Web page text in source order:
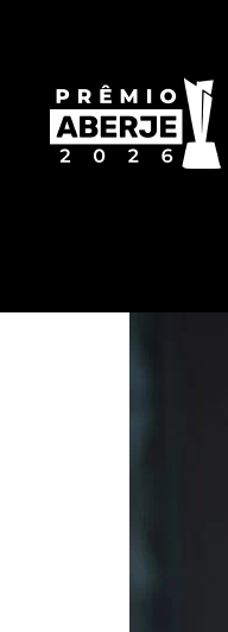
Lista de jurados